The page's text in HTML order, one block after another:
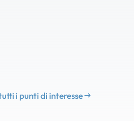
i punti di interesse